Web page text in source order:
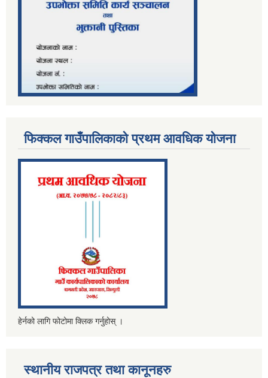
फिक्कल गाउँपालिकाको प्रथम आवधिक योजना
हेर्नको लागि फोटोमा क्लिक गर्नुहोस् ।
स्थानीय राजपत्र तथा कानूनहरु